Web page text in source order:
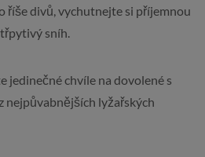
říše divů, vychutnejte si příjemnou
sníh.
jedinečné chvíle na dovolené s
nejpůvabnějších lyžařských